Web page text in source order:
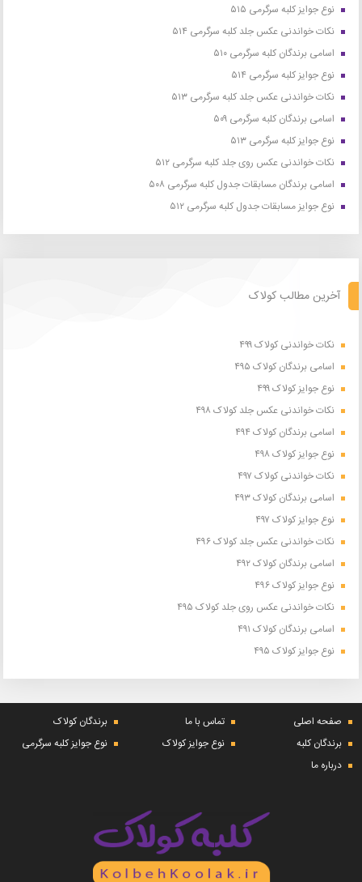
نوع جوایز کلبه سرگرمی ۵۱۵
نکات خواندنی عکس جلد کلبه سرگرمی ۵۱۴
اسامی برندگان کلبه سرگرمی ۵۱۰
نوع جوایز کلبه سرگرمی ۵۱۴
نکات خواندنی عکس جلد کلبه سرگرمی ۵۱۳
اسامی برندگان کلبه سرگرمی ۵۰۹
نوع جوایز کلبه سرگرمی ۵۱۳
نکات خواندنی عکس روی جلد کلبه سرگرمی ۵۱۲
اسامی برندگان مسابقات جدول کلبه سرگرمی ۵۰۸
نوع جوایز مسابقات جدول کلبه سرگرمی ۵۱۲
آخرین مطالب کولاک
نکات خواندنی کولاک ۴۹۹
اسامی برندگان کولاک ۴۹۵
نوع جوایز کولاک ۴۹۹
نکات خواندنی عکس جلد کولاک ۴۹۸
اسامی برندگان کولاک ۴۹۴
نوع جوایز کولاک ۴۹۸
نکات خواندنی کولاک ۴۹۷
اسامی برندگان کولاک ۴۹۳
نوع جوایز کولاک ۴۹۷
نکات خواندنی عکس جلد کولاک ۴۹۶
اسامی برندگان کولاک ۴۹۲
نوع جوایز کولاک ۴۹۶
نکات خواندنی عکس روی جلد کولاک ۴۹۵
اسامی برندگان کولاک ۴۹۱
نوع جوایز کولاک ۴۹۵
صفحه اصلی تماس با ما
برندگان کولاک
برندگان کلبه
نوع جوایز کولاک
نوع جوایز کلبه سرگرمی
درباره ما